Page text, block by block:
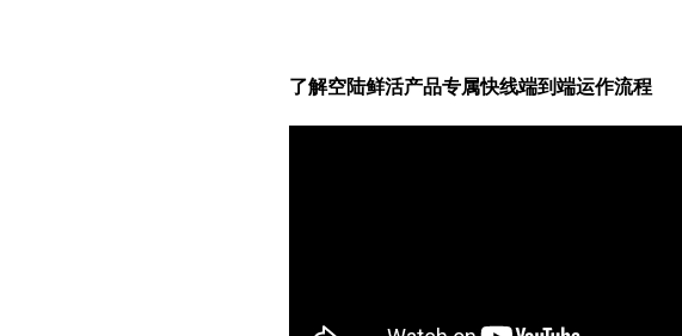
了解空陆鲜活产品专属快线端到端运作流程